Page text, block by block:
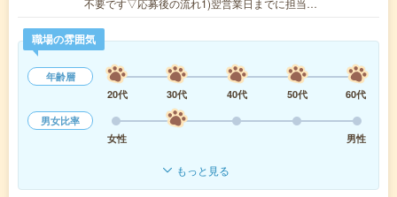
職場の雰囲気
年齢層
20代
30代 40代 50代
60代
男女比率
女性
男性
もっと見る